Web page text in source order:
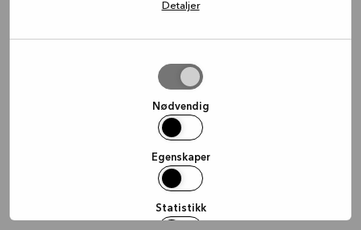
Detaljer
Nødvendig
Egenskaper
Statistikk